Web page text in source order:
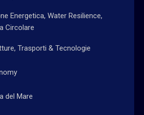
Energetica, Water Resilience,
Circolare
Trasporti & Tecnologie
del Mare